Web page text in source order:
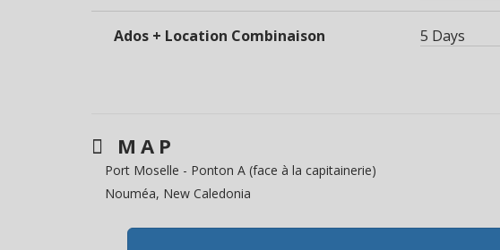
Ados + Location Combinaison 5 Days
MAP
Port Moselle - Ponton A (face à la capitainerie)
Nouméa, New Caledonia